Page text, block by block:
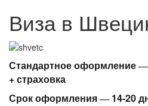
Виза в
Стандартное оформление—
+ страховка
Срок оформления— 14-20